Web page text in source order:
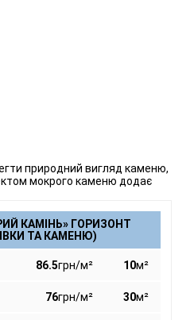
природний вигляд каменю,
мокрого каменю додає
КАМІНЬ» ГОРИЗОНТ
ТА КАМЕНЮ)
86.5грн/м² 10м²
76грн/м² 30м²